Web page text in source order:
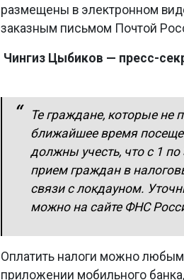
размещены в электронном
заказным письмом Почтой
Чингиз Цыбиков — пресс-
Те граждане, которые не
ближайшее время
должны учесть, что с 1
прием граждан в
связи с локдауном.
можно на сайте ФНС
Оплатить налоги можно
приложении мобильного